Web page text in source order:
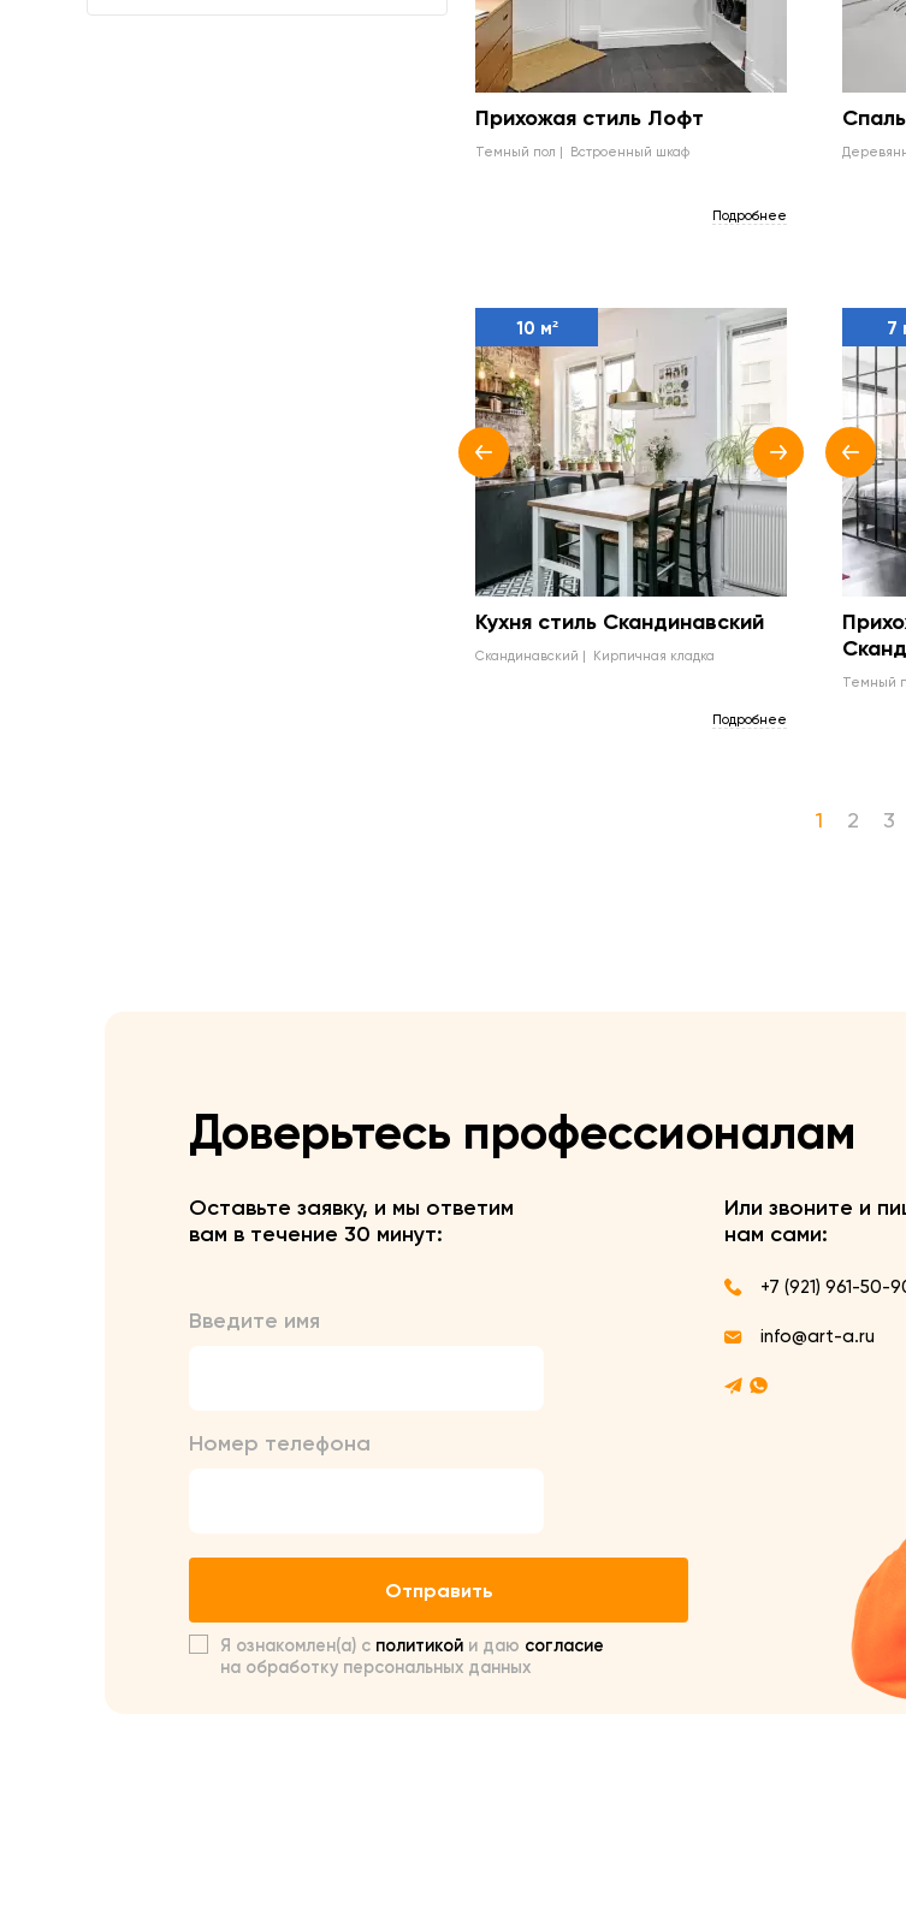
Прихожая стиль Лофт
темный пол встроенный шкаф
Подробнее
10 м²
Кухня стиль Скандинавский
скандинавский кирпичная кладка
Подробнее
7
темный
1 2 3
Доверьтесь профессионалам
Оставьте заявку, и мы ответим
вам в течение 30 минут:
Введите имя
Номер телефона
Отправить
Я ознакомлен(а) с политикой и даю согласие
на обработку персональных данных
Или звоните и
нам сами:
+7 (921) 961-50-
info@art-a.ru